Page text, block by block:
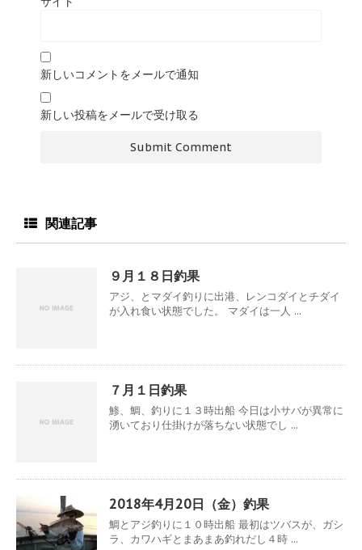
新しいコメントをメールで通知
新しい投稿をメールで受け取る
関連記事
９月１８日釣果
アジ、とマダイ釣りに出港、レンコダイとチダイ
が入れ食い状態でした。 マダイは一人 ...
７月１日釣果
鯵、鯛、釣りに１３時出船 今日は小サバが異常に
湧いており仕掛けが落ちない状態でし ...
2018年4月20日（金）釣果
鯛とアジ釣りに１０時出船 最初はツバスが、ガシ
ラ、カワハギとまあまあ釣れだし４時 ...